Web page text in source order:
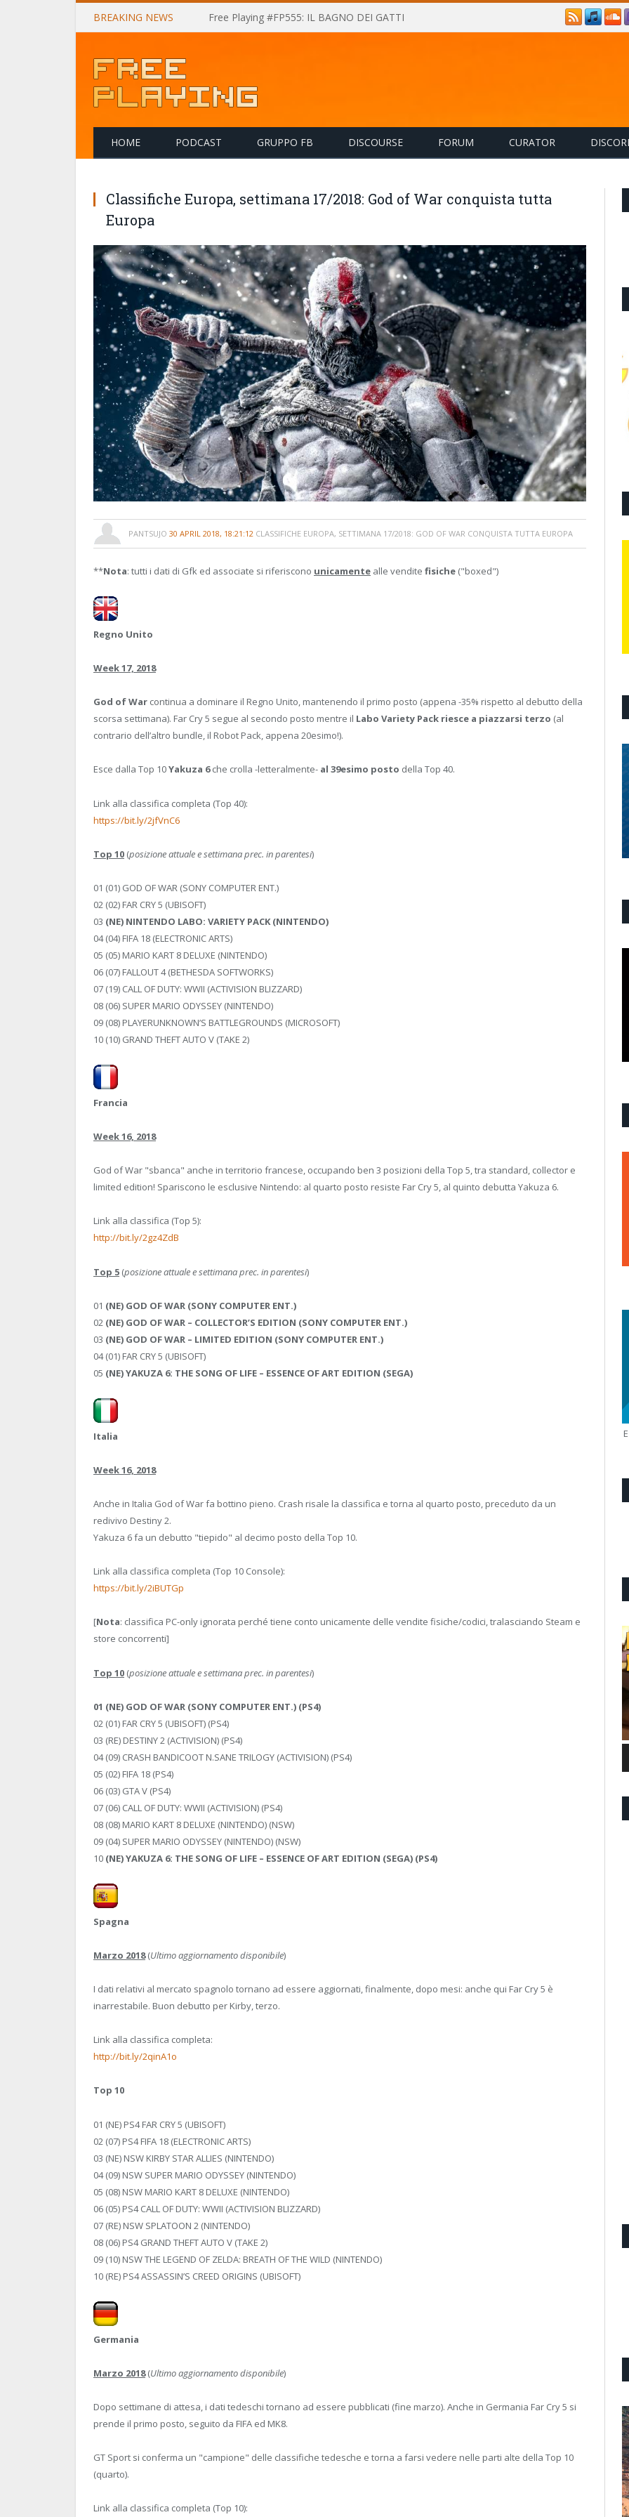
BREAKING NEWS Free Playing #FP555: IL BAGNO DEI GATTI
HOME PODCAST GRUPPO FB DISCOURSE FORUM CURATOR
Classifiche Europa, settimana 17/2018: God of War conquista tutta
Europa
PANTSUJO 30 APRIL 2018, 18:21:12 CLASSIFICHE EUROPA, SETTIMANA 17/2018: GOD OF WAR CONQUISTA TUTTA EUROPA
**Nota: tutti i dati di Gfk ed associate si riferiscono unicamente alle vendite fisiche ("boxed")
Regno Unito
Week 17, 2018
God of War continua a dominare il Regno Unito, mantenendo il primo posto (appena -35% rispetto al debutto della
scorsa settimana). Far Cry 5 segue al secondo posto mentre il Labo Variety Pack riesce a piazzarsi terzo (al
contrario dell’altro bundle, il Robot Pack, appena 20esimo!).
Esce dalla Top 10Yakuza 6che crolla -letteralmente- al 39esimo posto della Top 40.
Link alla classifica completa (Top 40):
https://bit.ly/2jfVnC6
Top 10 (posizione attuale e settimana prec. in parentesi)
01 (01) GOD OF WAR (SONY COMPUTER ENT.)
02 (02) FAR CRY 5 (UBISOFT)
03 (NE) NINTENDO LABO: VARIETY PACK (NINTENDO)
04 (04) FIFA 18 (ELECTRONIC ARTS)
05 (05) MARIO KART 8 DELUXE (NINTENDO)
06 (07) FALLOUT 4 (BETHESDA SOFTWORKS)
07 (19) CALL OF DUTY: WWII (ACTIVISION BLIZZARD)
08 (06) SUPER MARIO ODYSSEY (NINTENDO)
09 (08) PLAYERUNKNOWN’S BATTLEGROUNDS (MICROSOFT)
10 (10) GRAND THEFT AUTO V (TAKE 2)
Francia
Week 16, 2018
God of War "sbanca" anche in territorio francese, occupando ben 3 posizioni della Top 5, tra standard, collector e
limited edition! Spariscono le esclusive Nintendo: al quarto posto resiste Far Cry 5, al quinto debutta Yakuza 6.
Link alla classifica (Top 5):
http://bit.ly/2gz4ZdB
Top 5 (posizione attuale e settimana prec. in parentesi)
01 (NE) GOD OF WAR (SONY COMPUTER ENT.)
02 (NE) GOD OF WAR – COLLECTOR’S EDITION (SONY COMPUTER ENT.)
03 (NE) GOD OF WAR – LIMITED EDITION (SONY COMPUTER ENT.)
04 (01) FAR CRY 5 (UBISOFT)
05 (NE) YAKUZA 6: THE SONG OF LIFE – ESSENCE OF ART EDITION (SEGA)
Italia
Week 16, 2018
Anche in Italia God of War fa bottino pieno. Crash risale la classifica e torna al quarto posto, preceduto da un
redivivo Destiny 2.
Yakuza 6 fa un debutto "tiepido" al decimo posto della Top 10.
Link alla classifica completa (Top 10 Console):
https://bit.ly/2iBUTGp
[Nota: classifica PC-only ignorata perché tiene conto unicamente delle vendite fisiche/codici, tralasciando Steam e
store concorrenti]
Top 10 (posizione attuale e settimana prec. in parentesi)
01 (NE) GOD OF WAR (SONY COMPUTER ENT.) (PS4)
02 (01) FAR CRY 5 (UBISOFT) (PS4)
03 (RE) DESTINY 2 (ACTIVISION) (PS4)
04 (09) CRASH BANDICOOT N.SANE TRILOGY (ACTIVISION) (PS4)
05 (02) FIFA 18 (PS4)
06 (03) GTA V (PS4)
07 (06) CALL OF DUTY: WWII (ACTIVISION) (PS4)
08 (08) MARIO KART 8 DELUXE (NINTENDO) (NSW)
09 (04) SUPER MARIO ODYSSEY (NINTENDO) (NSW)
10 (NE) YAKUZA 6: THE SONG OF LIFE – ESSENCE OF ART EDITION (SEGA) (PS4)
Spagna
Marzo 2018(Ultimo aggiornamento disponibile)
I dati relativi al mercato spagnolo tornano ad essere aggiornati, finalmente, dopo mesi: anche qui Far Cry 5 è
inarrestabile. Buon debutto per Kirby, terzo.
Link alla classifica completa:
http://bit.ly/2qinA1o
Top 10
01 (NE) PS4 FAR CRY 5 (UBISOFT)
02 (07) PS4 FIFA 18 (ELECTRONIC ARTS)
03 (NE) NSW KIRBY STAR ALLIES (NINTENDO)
04 (09) NSW SUPER MARIO ODYSSEY (NINTENDO)
05 (08) NSW MARIO KART 8 DELUXE (NINTENDO)
06 (05) PS4 CALL OF DUTY: WWII (ACTIVISION BLIZZARD)
07 (RE) NSW SPLATOON 2 (NINTENDO)
08 (06) PS4 GRAND THEFT AUTO V (TAKE 2)
09 (10) NSW THE LEGEND OF ZELDA: BREATH OF THE WILD (NINTENDO)
10 (RE) PS4 ASSASSIN’S CREED ORIGINS (UBISOFT)
Germania
Marzo 2018(Ultimo aggiornamento disponibile)
Dopo settimane di attesa, i dati tedeschi tornano ad essere pubblicati (fine marzo). Anche in Germania Far Cry 5 si
prende il primo posto, seguito da FIFA ed MK8.
GT Sport si conferma un "campione" delle classifiche tedesche e torna a farsi vedere nelle parti alte della Top 10
(quarto).
Link alla classifica completa (Top 10):
E